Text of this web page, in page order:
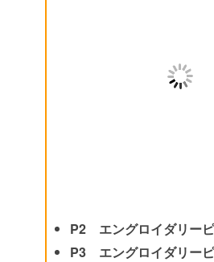
P2 エングロイダリー
P3 エングロイダリー